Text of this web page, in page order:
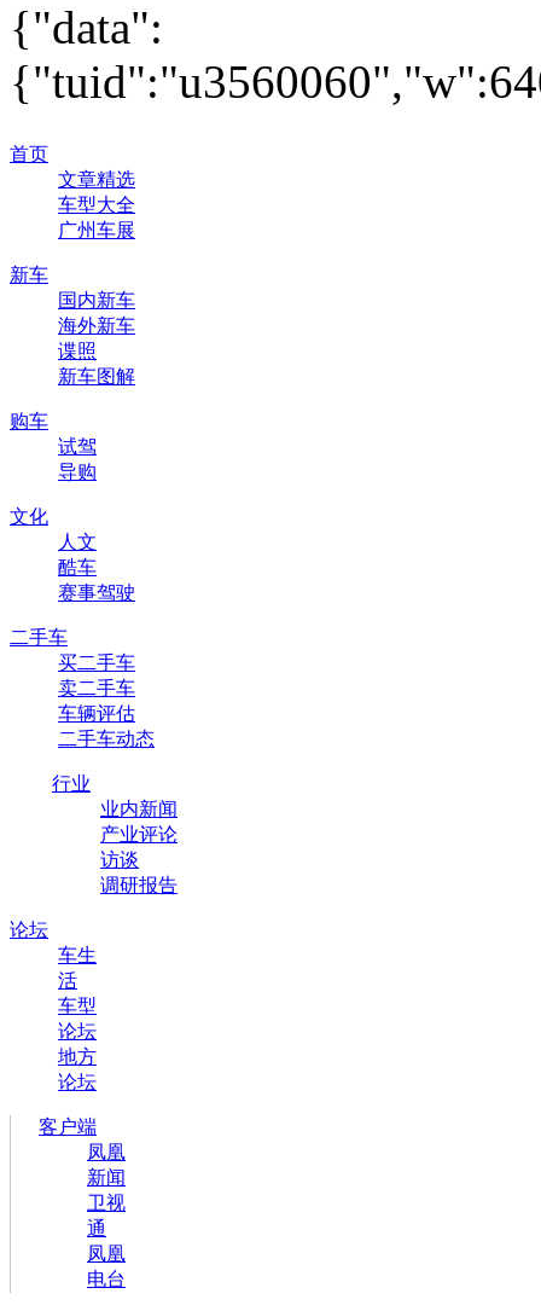
{"data":
首页
文章精选
车型大全
广州车展
新车
国内新车
海外新车
谍照
新车图解
购车
试驾
导购
文化
人文
酷车
赛事驾驶
二手车
买二手车
卖二手车
车辆评估
二手车动态
行业
业内新闻
产业评论
访谈
调研报告
论坛
车生
活
车型
论坛
地方
论坛
客户端
凤凰
新闻
卫视
通
凤凰
电台